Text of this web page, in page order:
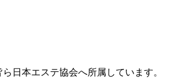
日本エステ協会へ所属しています。